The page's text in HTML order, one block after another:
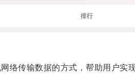
排行
传输数据的方式，帮助用户实现